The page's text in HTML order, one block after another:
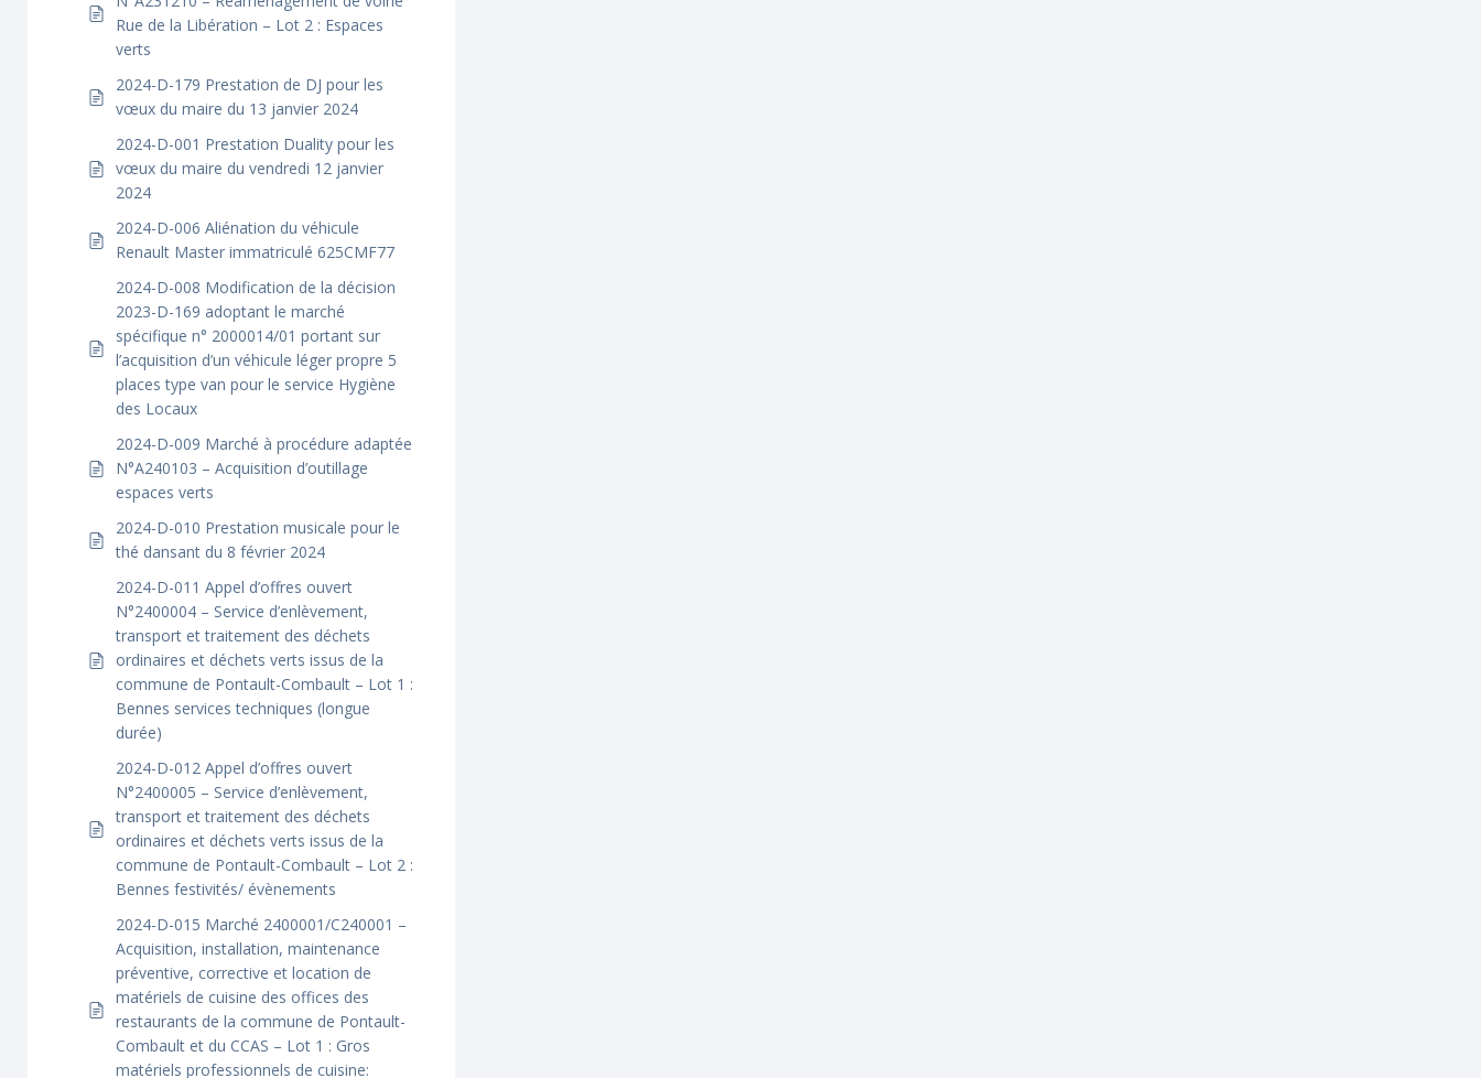
Rue de la Libération – Lot 2 : Espaces
verts
2024-D-179 Prestation de DJ pour les
vœux du maire du 13 janvier 2024
2024-D-001 Prestation Duality pour les
vœux du maire du vendredi 12 janvier
2024
2024-D-006 Aliénation du véhicule
Renault Master immatriculé 625CMF77
2024-D-008 Modification de la décision
2023-D-169 adoptant le marché
spécifique n° 2000014/01 portant sur
l’acquisition d’un véhicule léger propre 5
places type van pour le service Hygiène
des Locaux
2024-D-009 Marché à procédure adaptée
N°A240103 – Acquisition d’outillage
espaces verts
2024-D-010 Prestation musicale pour le
thé dansant du 8 février 2024
2024-D-011 Appel d’offres ouvert
N°2400004 – Service d’enlèvement,
transport et traitement des déchets
ordinaires et déchets verts issus de la
commune de Pontault-Combault – Lot 1 :
Bennes services techniques (longue
durée)
2024-D-012 Appel d’offres ouvert
N°2400005 – Service d’enlèvement,
transport et traitement des déchets
ordinaires et déchets verts issus de la
commune de Pontault-Combault – Lot 2 :
Bennes festivités/ évènements
2024-D-015 Marché 2400001/C240001 –
Acquisition, installation, maintenance
préventive, corrective et location de
matériels de cuisine des offices des
restaurants de la commune de Pontault-
Combault et du CCAS – Lot 1 : Gros
matériels professionnels de cuisine: